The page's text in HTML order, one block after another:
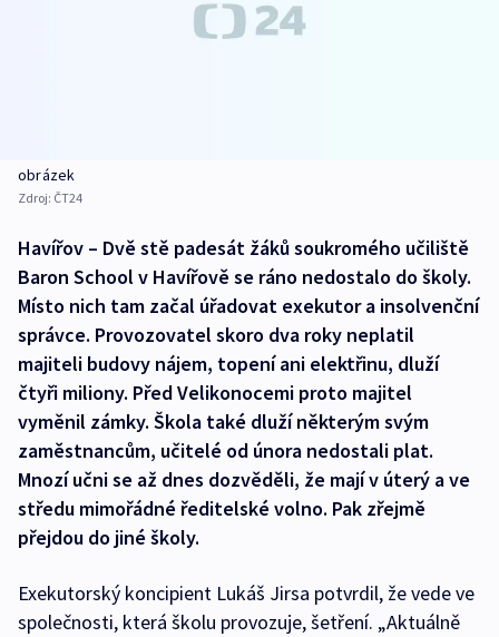
obrázek
Zdroj: ČT24
Havířov – Dvě stě padesát žáků soukromého učiliště
Baron School v Havířově se ráno nedostalo do školy.
Místo nich tam začal úřadovat exekutor a insolvenční
správce. Provozovatel skoro dva roky neplatil
majiteli budovy nájem, topení ani elektřinu, dluží
čtyři miliony. Před Velikonocemi proto majitel
vyměnil zámky. Škola také dluží některým svým
zaměstnancům, učitelé od února nedostali plat.
Mnozí učni se až dnes dozvěděli, že mají v úterý a ve
středu mimořádné ředitelské volno. Pak zřejmě
přejdou do jiné školy.
Exekutorský koncipient Lukáš Jirsa potvrdil, že vede ve
společnosti, která školu provozuje, šetření. „Aktuálně